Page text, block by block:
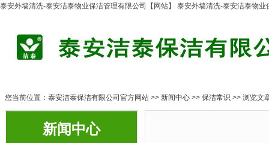
泰安外墙清洗-泰安洁泰物业保洁管理有限公司【网站】 泰安外墙清洗-泰安洁泰物
您当前位置： 泰安洁泰保洁有限公司官方网站>> 新闻中心>> 保洁常识 >> 浏览文
新闻中心